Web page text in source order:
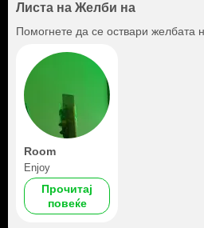
Листа на Желби на
Помогнете да се оствари желбата
Room
Enjoy
Прочитај
повеќе